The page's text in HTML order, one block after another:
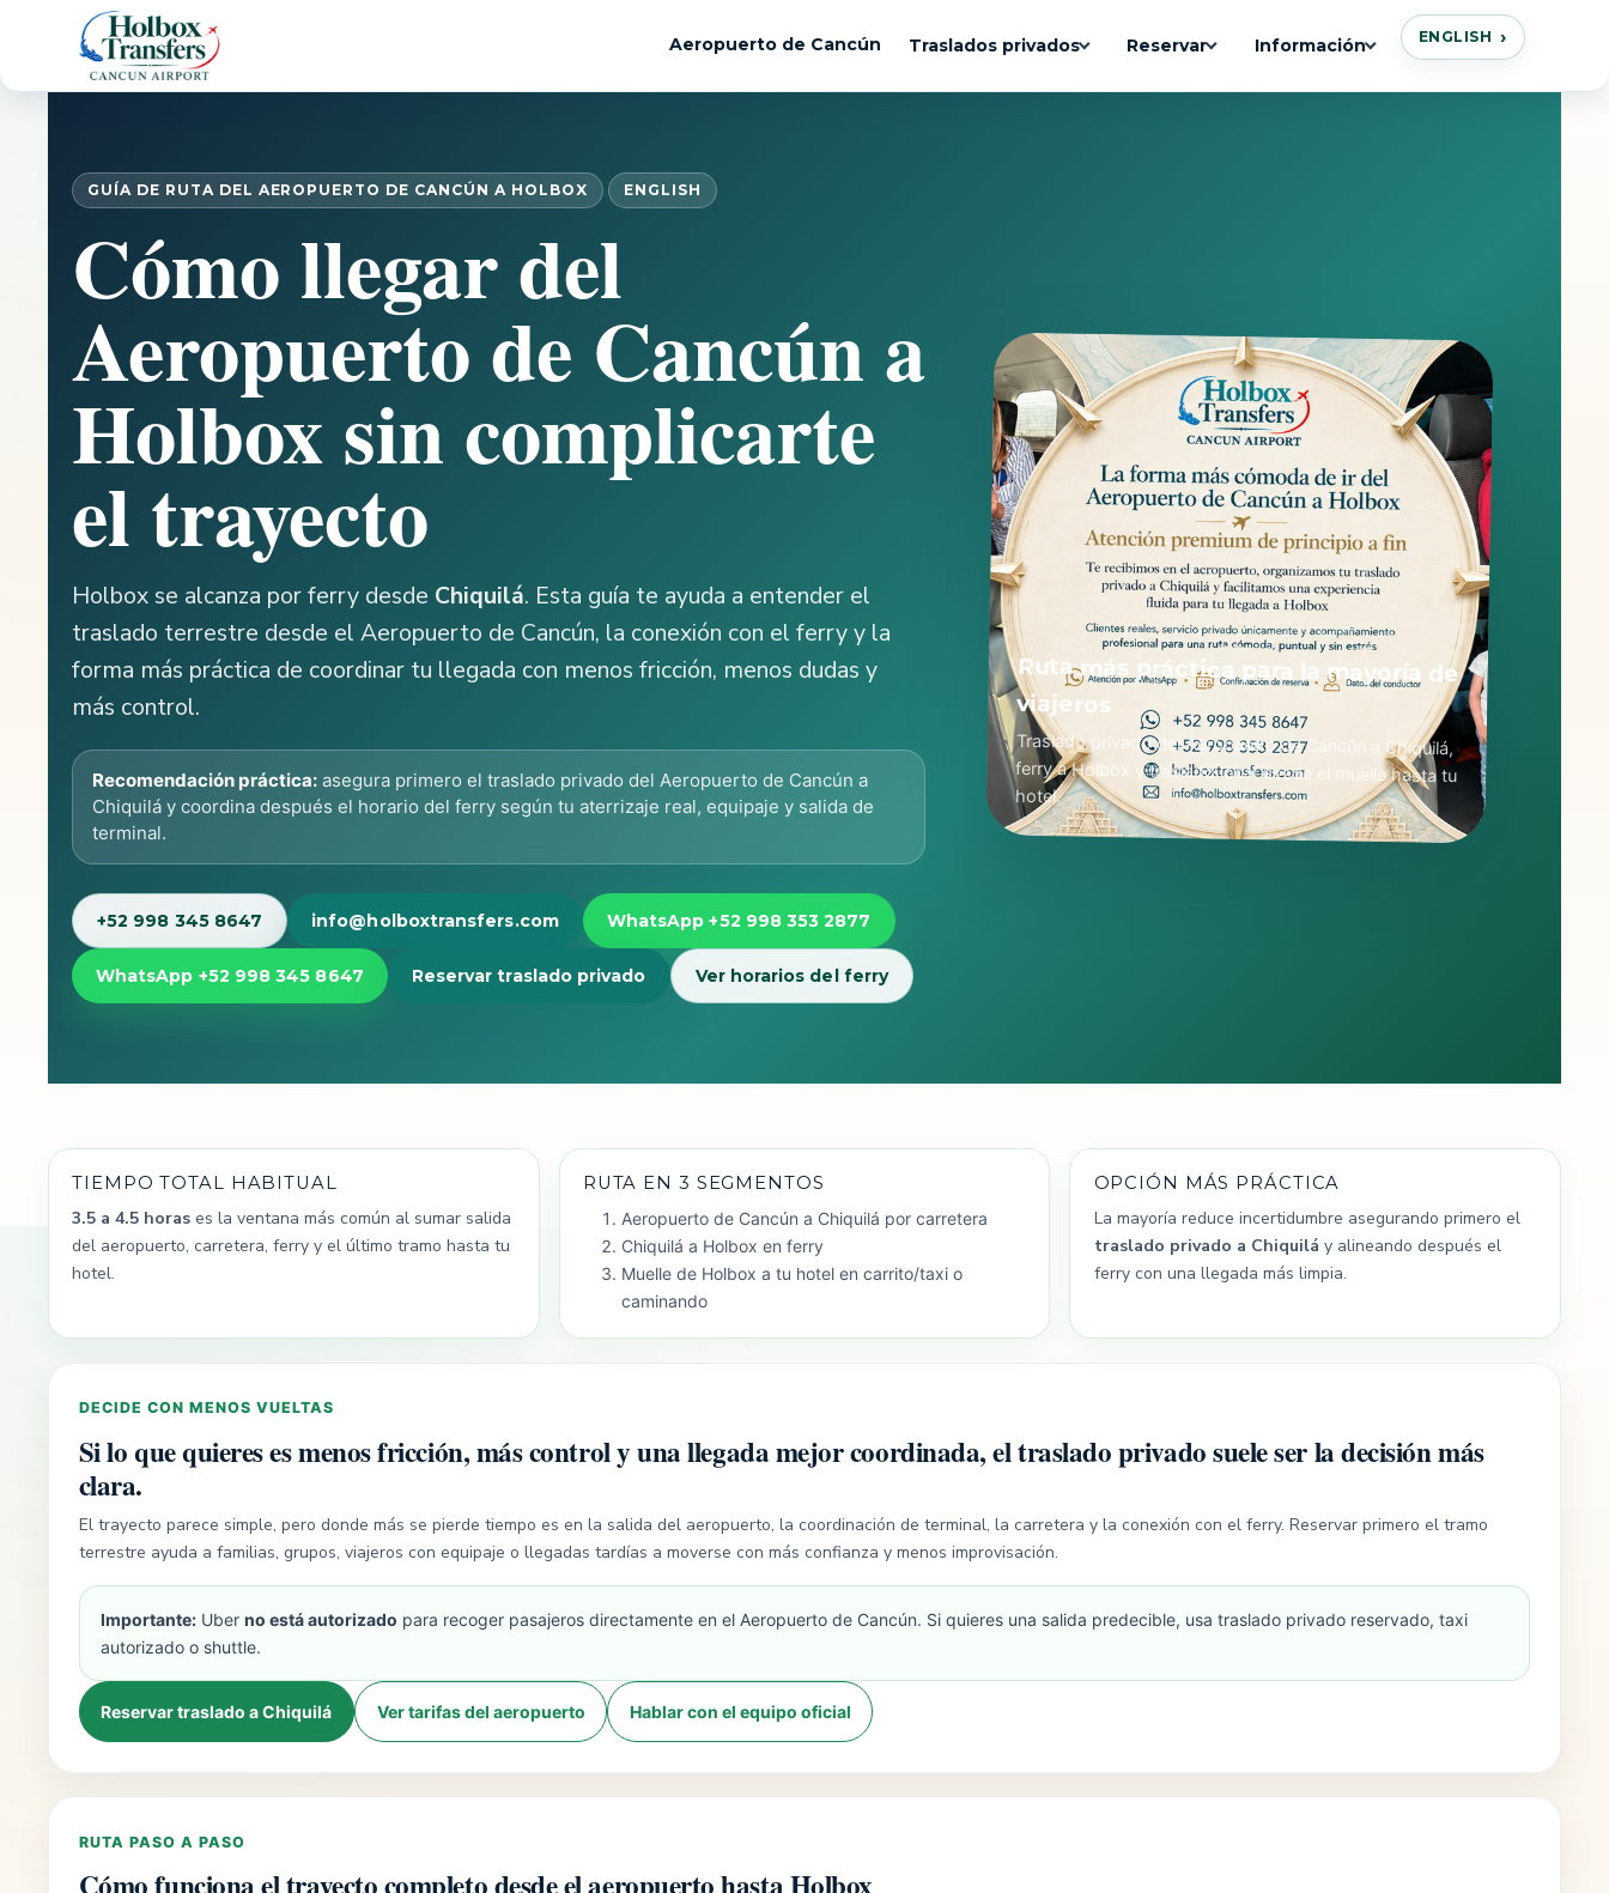
ENGLISH
Aeropuerto de Cancún Traslados privados Reservar Información
GUÍA DE RUTA DEL AEROPUERTO DE CANCÚN A HOLBOX ENGLISH
Cómo llegar del
Aeropuerto de Cancún a
Holbox sin complicarte
el trayecto
Holbox se alcanza por ferry desde Chiquilá. Esta guía te ayuda a entender el
traslado terrestre desde el Aeropuerto de Cancún, la conexión con el ferry y la
forma más práctica de coordinar tu llegada con menos fricción, menos dudas y
más control.
Recomendación práctica: asegura primero el traslado privado del Aeropuerto de Cancún a
Chiquilá y coordina después el horario del ferry según tu aterrizaje real, equipaje y salida de
terminal.
+52 998 345 8647 info@holboxtransfers.com WhatsApp +52 998 353 2877
WhatsApp +52 998 345 8647 Reservar traslado privado Ver horarios del ferry
Ruta más práctica para la mayoría de
viajeros
Traslado privado del Aeropuerto de Cancún a Chiquilá,
ferry a Holbox y traslado local desde el muelle hasta tu
hotel.
TIEMPO TOTAL HABITUAL
3.5 a 4.5 horas es la ventana más común al sumar salida
del aeropuerto, carretera, ferry y el último tramo hasta tu
hotel.
RUTA EN 3 SEGMENTOS
Aeropuerto de Cancún a Chiquilá por carretera
Chiquilá a Holbox en ferry
Muelle de Holbox a tu hotel en carrito/taxi o
caminando
OPCIÓN MÁS PRÁCTICA
La mayoría reduce incertidumbre asegurando primero el
traslado privado a Chiquilá y alineando después el
ferry con una llegada más limpia.
DECIDE CON MENOS VUELTAS
Si lo que quieres es menos fricción, más control y una llegada mejor coordinada, el traslado privado suele ser la decisión más
clara.
El trayecto parece simple, pero donde más se pierde tiempo es en la salida del aeropuerto, la coordinación de terminal, la carretera y la conexión con el ferry. Reservar primero el tramo
terrestre ayuda a familias, grupos, viajeros con equipaje o llegadas tardías a moverse con más confianza y menos improvisación.
Importante:Uber no está autorizado para recoger pasajeros directamente en el Aeropuerto de Cancún. Si quieres una salida predecible, usa traslado privado reservado, taxi
autorizado o shuttle.
Reservar traslado a Chiquilá Ver tarifas del aeropuerto Hablar con el equipo oficial
RUTA PASO A PASO
Cómo funciona el trayecto completo desde el aeropuerto hasta Holbox